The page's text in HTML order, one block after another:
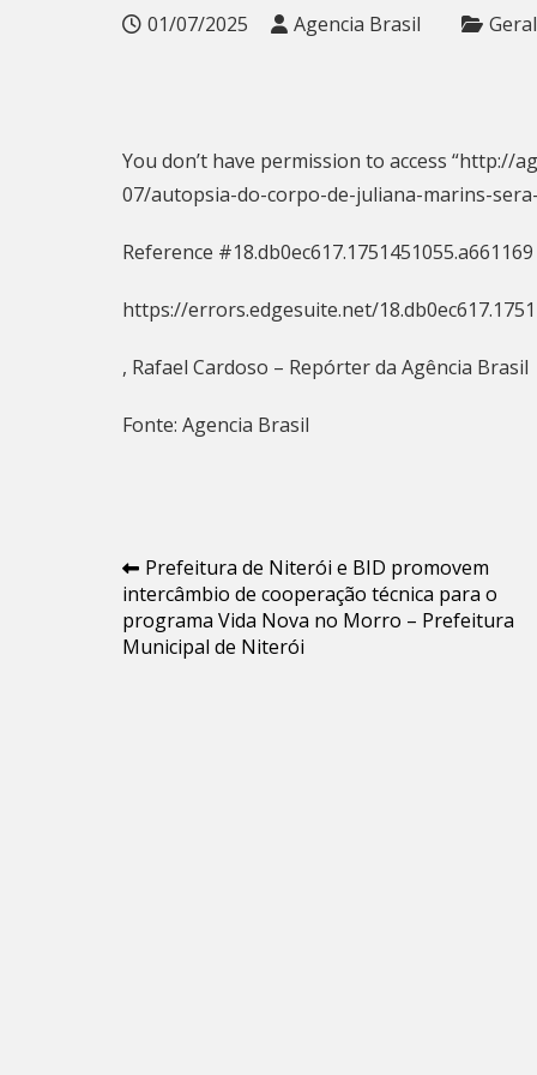
01/07/2025 Agencia Brasil Geral
You don’t have permission to access “http://
07/autopsia-do-corpo-de-juliana-marins-
Reference #18.db0ec617.1751451055.a661169
https://errors.edgesuite.net/
, Rafael Cardoso – Repórter da Agência Brasil
Fonte: Agencia Brasil
Navegação
de
Post
Prefeitura de Niterói e BID promovem
intercâmbio de cooperação técnica para o
programa Vida Nova no Morro – Prefeitura
Municipal de Niterói